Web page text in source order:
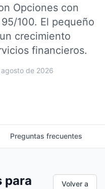
Opciones con
100. El pequeño
crecimiento
financieros.
de 2026
Preguntas frecuentes
para
Volver a